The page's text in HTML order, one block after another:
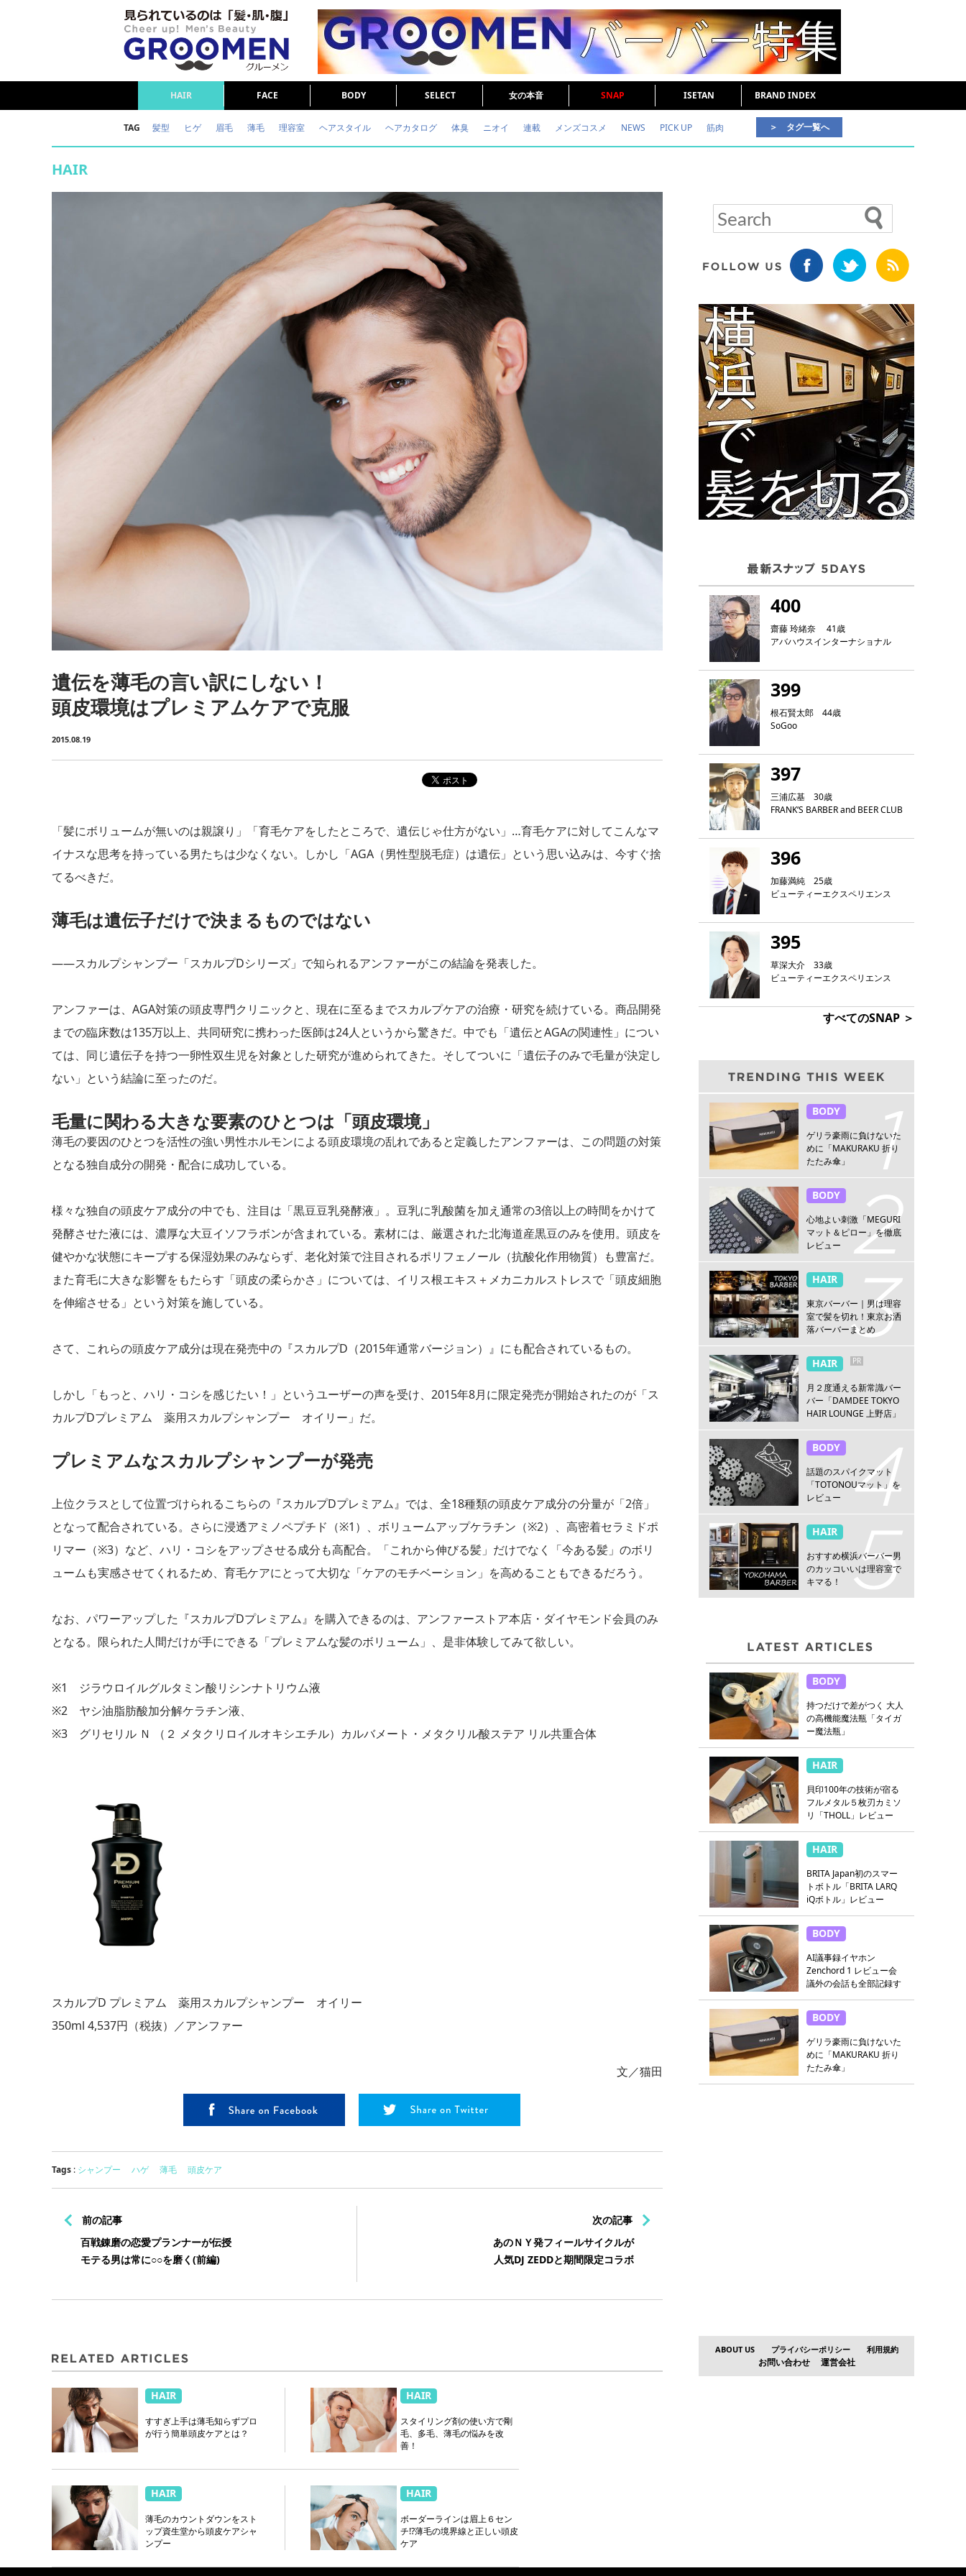
HAIR FACE BODY SELECT 女の本音 SNAP ISETAN BRAND INDEX
TAG 髪型 ヒゲ 眉毛 薄毛 理容室 ヘアスタイル ヘアカタログ 体臭 ニオイ 連載 メンズコスメ NEWS PICK UP 筋肉 ＞ タグ一覧へ
HAIR
遺伝を薄毛の言い訳にしない！
頭皮環境はプレミアムケアで克服
2015.08.19
「髪にボリュームが無いのは親譲り」「育毛ケアをしたところで、遺伝じゃ仕方がない」…育毛ケアに対してこんなマ
イナスな思考を持っている男たちは少なくない。しかし「AGA（男性型脱毛症）は遺伝」という思い込みは、今すぐ捨
てるべきだ。
薄毛は遺伝子だけで決まるものではない
――スカルプシャンプー「スカルプDシリーズ」で知られるアンファーがこの結論を発表した。
アンファーは、AGA対策の頭皮専門クリニックと、現在に至るまでスカルプケアの治療・研究を続けている。商品開発
までの臨床数は135万以上、共同研究に携わった医師は24人というから驚きだ。中でも「遺伝とAGAの関連性」につい
ては、同じ遺伝子を持つ一卵性双生児を対象とした研究が進められてきた。そしてついに「遺伝子のみで毛量が決定し
ない」という結論に至ったのだ。
毛量に関わる大きな要素のひとつは「頭皮環境」
薄毛の要因のひとつを活性の強い男性ホルモンによる頭皮環境の乱れであると定義したアンファーは、この問題の対策
となる独自成分の開発・配合に成功している。
様々な独自の頭皮ケア成分の中でも、注目は「黒豆豆乳発酵液」。豆乳に乳酸菌を加え通常の3倍以上の時間をかけて
発酵させた液には、濃厚な大豆イソフラボンが含まれている。素材には、厳選された北海道産黒豆のみを使用。頭皮を
健やかな状態にキープする保湿効果のみならず、老化対策で注目されるポリフェノール（抗酸化作用物質）も豊富だ。
また育毛に大きな影響をもたらす「頭皮の柔らかさ」については、イリス根エキス＋メカニカルストレスで「頭皮細胞
を伸縮させる」という対策を施している。
さて、これらの頭皮ケア成分は現在発売中の『スカルプD（2015年通常バージョン）』にも配合されているもの。
しかし「もっと、ハリ・コシを感じたい！」というユーザーの声を受け、2015年8月に限定発売が開始されたのが「ス
カルプDプレミアム 薬用スカルプシャンプー オイリー」だ。
プレミアムなスカルプシャンプーが発売
上位クラスとして位置づけられるこちらの『スカルプDプレミアム』では、全18種類の頭皮ケア成分の分量が「2倍」
となって配合されている。さらに浸透アミノペプチド（※1）、ボリュームアップケラチン（※2）、高密着セラミドポ
リマー（※3）など、ハリ・コシをアップさせる成分も高配合。「これから伸びる髪」だけでなく「今ある髪」のボリ
ュームも実感させてくれるため、育毛ケアにとって大切な「ケアのモチベーション」を高めることもできるだろう。
なお、パワーアップした『スカルプDプレミアム』を購入できるのは、アンファーストア本店・ダイヤモンド会員のみ
となる。限られた人間だけが手にできる「プレミアムな髪のボリューム」、是非体験してみて欲しい。
※1 ジラウロイルグルタミン酸リシンナトリウム液
※2 ヤシ油脂肪酸加分解ケラチン液、
※3 グリセリル Ｎ （２ メタクリロイルオキシエチル）カルバメート・メタクリル酸ステア リル共重合体
スカルプD プレミアム 薬用スカルプシャンプー オイリー
350ml 4,537円（税抜）／アンファー
文／猫田
Tags : シャンプー ハゲ 薄毛 頭皮ケア
前の記事
百戦錬磨の恋愛プランナーが伝授
モテる男は常に○○を磨く(前編)
次の記事
あのＮＹ発フィールサイクルが
人気DJ ZEDDと期間限定コラボ
HAIR
すすぎ上手は薄毛知らずプロ
が行う簡単頭皮ケアとは？
HAIR
スタイリング剤の使い方で剛
毛、多毛、薄毛の悩みを改
善！
HAIR
薄毛のカウントダウンをスト
ップ資生堂から頭皮ケアシャ
ンプー
HAIR
ボーダーラインは眉上６セン
チ!?薄毛の境界線と正しい頭皮
ケア
400
齋藤 玲緒奈 41歳
アバハウスインターナショナル
399
根石賢太郎 44歳
SoGoo
397
三浦広基 30歳
FRANK‘S BARBER and BEER CLUB
396
加藤満純 25歳
ビューティーエクスペリエンス
395
草深大介 33歳
ビューティーエクスペリエンス
すべてのSNAP ＞
BODY
ゲリラ豪雨に負けないた
めに「MAKURAKU 折り
たたみ傘」
BODY
心地よい刺激「MEGURI
マット＆ピロー」を徹底
レビュー
HAIR
東京バーバー｜男は理容
室で髪を切れ！東京お洒
落バーバーまとめ
HAIR PR
月２度通える新常識バー
バー「DAMDEE TOKYO
HAIR LOUNGE 上野店」
BODY
話題のスパイクマット
「TOTONOUマット」を
レビュー
HAIR
おすすめ横浜バーバー男
のカッコいいは理容室で
キマる！
BODY
持つだけで差がつく 大人
の高機能魔法瓶「タイガ
ー魔法瓶」
HAIR
貝印100年の技術が宿る
フルメタル５枚刃カミソ
リ「THOLL」レビュー
HAIR
BRITA Japan初のスマー
トボトル「BRITA LARQ
iQボトル」レビュー
BODY
AI議事録イヤホン
Zenchord 1 レビュー会
議外の会話も全部記録す
BODY
ゲリラ豪雨に負けないた
めに「MAKURAKU 折り
たたみ傘」
ABOUT US プライバシーポリシー 利用規約
お問い合わせ 運営会社